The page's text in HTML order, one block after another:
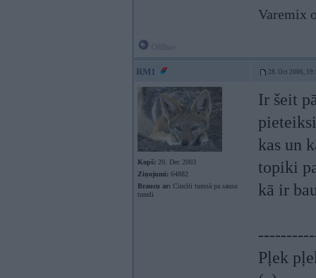
Varemix
RM1 28. Oct 2006,
Kopš: 20. Dec 2003
Ziņojumi: 64882
Braucu ar: Cincīti tumsā pa sausu
tuneli
Ir šeit
kas un
topiki
kā ir
Pļek